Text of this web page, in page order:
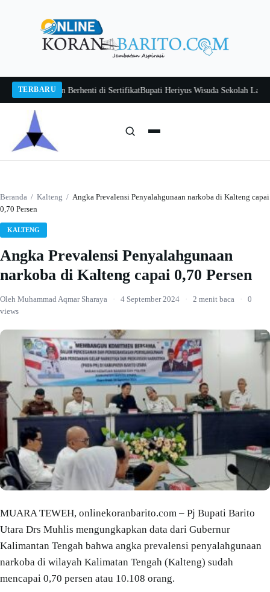
TERBARU
Jangan Berhenti di SertifikatBupati Heriyus Wisuda Sekolah Lansia
Beranda / Kalteng / Angka Prevalensi Penyalahgunaan narkoba di Kalteng capai
0,70 Persen
KALTENG
Angka Prevalensi Penyalahgunaan
narkoba di Kalteng capai 0,70 Persen
Oleh Muhammad Aqmar Sharaya · 4 September 2024 · 2 menit baca ·
0
views
MUARA TEWEH, onlinekoranbarito.com – Pj Bupati Barito
Utara Drs Muhlis mengungkapkan data dari Gubernur
Kalimantan Tengah bahwa angka prevalensi penyalahgunaan
narkoba di wilayah Kalimatan Tengah (Kalteng) sudah
mencapai 0,70 persen atau 10.108 orang.